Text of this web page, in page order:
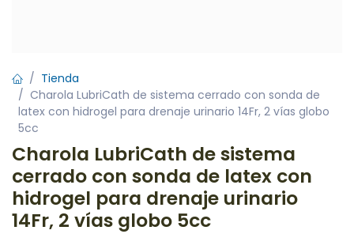
Tienda
Charola LubriCath de sistema cerrado con sonda de
latex con hidrogel para drenaje urinario 14Fr, 2 vías globo
5cc
Charola LubriCath de sistema
cerrado con sonda de latex con
hidrogel para drenaje urinario
14Fr, 2 vías globo 5cc